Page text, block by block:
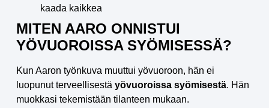
kaada kaikkea
MITEN AARO ONNISTUI
YÖVUOROISSA SYÖMISESSÄ?
Kun Aaron työnkuva muuttui yövuoroon, hän ei
luopunut terveellisestä yövuoroissa syömisestä. Hän
muokkasi tekemistään tilanteen mukaan.